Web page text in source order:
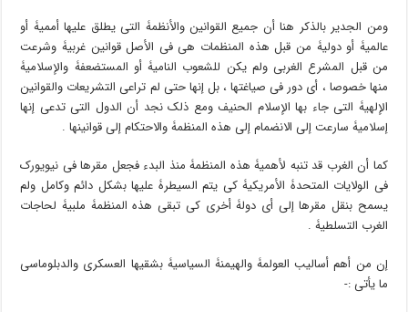
ومن الجدیر بالذکر هنا أن جمیع القوانین والأنظمۀ التی یطلق علیها أممیۀ أو
عالمیۀ أو دولیۀ من قبل هذه المنظمات هی فی الأصل قوانین غربیۀ وشرعت
من قبل المشرع الغربی ولم یکن للشعوب النامیۀ أو المستضعفۀ والإسلامیۀ
منها خصوصا ، أی دور فی صیاغتها ، بل إنها حتى لم تراعی التشریعات والقوانین
الإلهیۀ التی جاء بها الإسلام الحنیف ومع ذلک نجد أن الدول التی تدعی إنها
إسلامیۀ سارعت إلى الانضمام إلى هذه المنظمۀ والاحتکام إلى قوانینها .
کما أن الغرب قد تنبه لأهمیۀ هذه المنظمۀ منذ البدء فجعل مقرها فی نیویورک
فی الولایات المتحدۀ الأمریکیۀ کی یتم السیطرۀ علیها بشکل دائم وکامل ولم
یسمح بنقل مقرها إلى أی دولۀ أخرى کی تبقى هذه المنظمۀ ملبیۀ لحاجات
الغرب التسلطیۀ .
إن من أهم أسالیب العولمۀ والهیمنۀ السیاسیۀ بشقیها العسکری والدبلوماسی
ما یأتی :-